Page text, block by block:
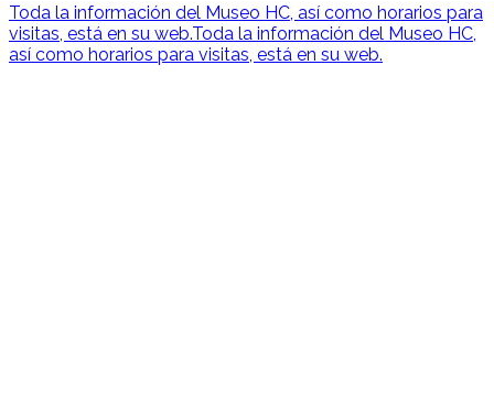
Toda la información del Museo HC, así como horarios para
visitas, está en su web.Toda la información del Museo HC,
así como horarios para visitas, está en su web.